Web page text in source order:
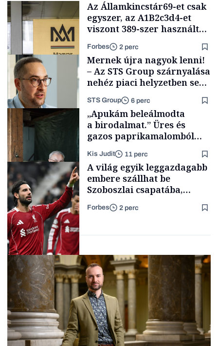
Társadalom
Az Államkincstár69-et csak
egyszer, az A1B2c3d4-et
viszont 389-szer használták
jelszóként a meghekkelt
hivatal dolgozói
Forbes 2 perc
Támogatói tartalom
Mernek újra nagyok lenni!
– Az STS Group szárnyalása
nehéz piaci helyzetben sem
STS Group 6 perc
Családi
vállalkozások
„Apukám beleálmodta
a birodalmat.” Üres és
gazos paprikamalomból
lett az igazi családi
fűszersztori
Kis Judit 11 perc
Nemzetközi cégek
A világ egyik leggazdagabb
embere szállhat be
Szoboszlai csapatába,
hatalmas üzlet van
kibontakozóban
Forbes 2 perc